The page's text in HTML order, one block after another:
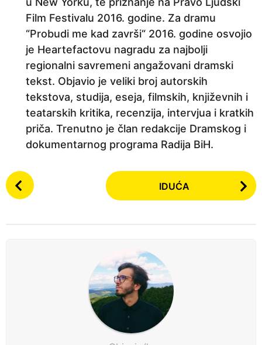
Film Festivalu 2016. godine. Za dramu
“Probudi me kad završi“ 2016. godine osvojio
je Heartefactovu nagradu za najbolji
regionalni savremeni angažovani dramski
tekst. Objavio je veliki broj autorskih
tekstova, studija, eseja, filmskih, književnih i
teatarskih kritika, recenzija, intervjua i kratkih
priča. Trenutno je član redakcije Dramskog i
dokumentarnog programa Radija BiH.
P
o
IDUĆA